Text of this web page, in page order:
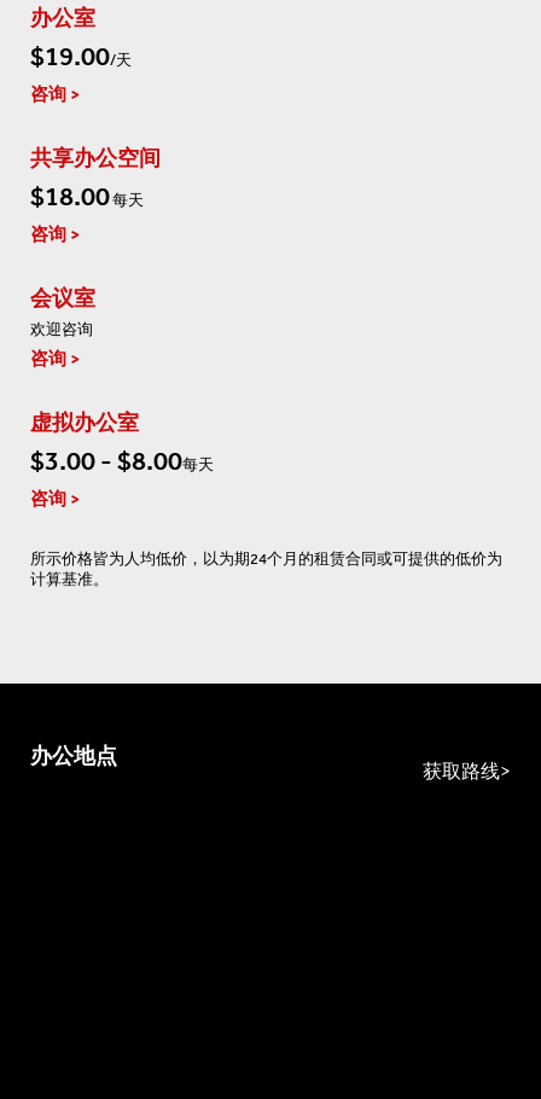
办公室
$19.00/天
咨询
共享办公空间
$18.00每天
咨询
会议室
欢迎咨询
咨询
虚拟办公室
$3.00 - $8.00每天
咨询
所示价格皆为人均低价，以为期24个月的租赁合同或可提供的低价为
计算基准。
办公地点
获取路线